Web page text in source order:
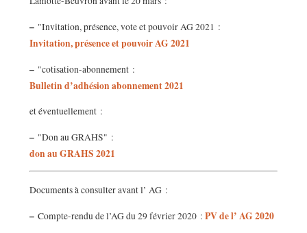
–"Invitation, présence, vote et pouvoir AG 2021 :
Invitation, présence et pouvoir AG 2021
–"cotisation-abonnement :
Bulletin d’adhésion abonnement 2021
et éventuellement :
–"Don au GRAHS" :
don au GRAHS 2021
Documents à consulter avant l’ AG :
–Compte-rendu de l’AG du 29 février 2020 : PV de l’ AG 2020